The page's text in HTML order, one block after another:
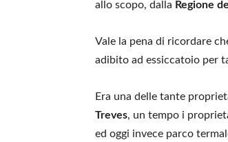
allo scopo, dalla Regione
Vale la pena di ricordare
adibito ad essiccatoio per
Era una delle tante
Treves, un tempo i
ed oggi invece parco